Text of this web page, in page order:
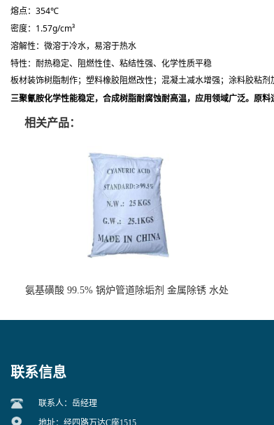
熔点：354℃
密度：1.57g/cm³
溶解性：微溶于冷水，易溶于热水
特性：耐热稳定、阻燃性佳、粘结性强、化学性质平稳
板材装饰树脂制作；塑料橡胶阻燃改性；混凝土减水增强；涂料胶粘
三聚氰胺化学性能稳定，合成树脂耐腐蚀耐高温，应用领域广泛。原
相关产品：
氨基磺酸 99.5% 锅炉管道除垢剂 金属除锈 水处
联系信息
联系人：岳经理
地址：经四路万达C座1515